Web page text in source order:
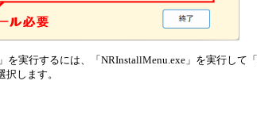
を実行するには、「NRInstallMenu.exe」を実行して
択します。